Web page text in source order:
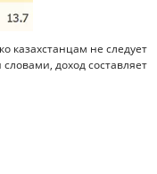
казахстанцам не следует
доход составляет